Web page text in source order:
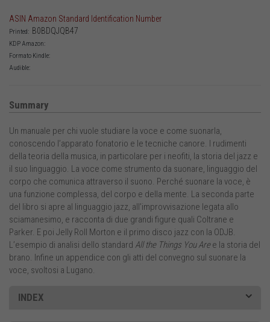
ASIN Amazon Standard Identification Number
Printed: B0BDQJQB47
KDP Amazon:
Formato Kindle:
Audible:
Summary
Un manuale per chi vuole studiare la voce e come suonarla,
conoscendo l’apparato fonatorio e le tecniche canore. I rudimenti
della teoria della musica, in particolare per i neofiti, la storia del jazz e
il suo linguaggio. La voce come strumento da suonare, linguaggio del
corpo che comunica attraverso il suono. Perché suonare la voce, è
una funzione complessa, del corpo e della mente. La seconda parte
del libro si apre al linguaggio jazz, all’improvvisazione legata allo
sciamanesimo, e racconta di due grandi figure quali Coltrane e
Parker. E poi Jelly Roll Morton e il primo disco jazz con la ODJB.
L’esempio di analisi dello standard All the Things You Aree la storia del
brano. Infine un appendice con gli atti del convegno sul suonare la
voce, svoltosi a Lugano.
INDEX